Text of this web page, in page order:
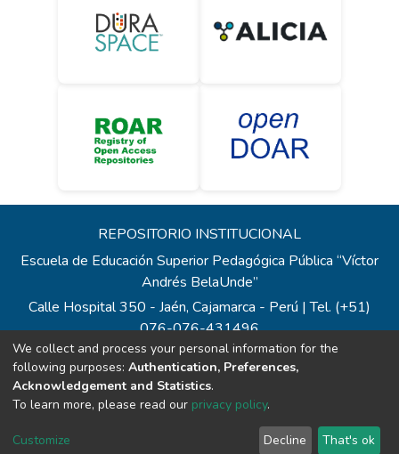
REPOSITORIO INSTITUCIONAL
Escuela de Educación Superior Pedagógica Pública “Víctor
Andrés BelaUnde”
Calle Hospital 350 - Jaén, Cajamarca - Perú | Tel. (+51)
076-076-431496
Todos los contenidos de repositorio.eesppvab.edu.pe están
bajo la Licencia Creative Commons
Correo:repositorio@eesppvab.edu.pe
siscal-all.com
We collect and process your personal information for the
following purposes: Authentication, Preferences,
Acknowledgement and Statistics.
To learn more, please read our privacy policy.
Customize Decline That's ok